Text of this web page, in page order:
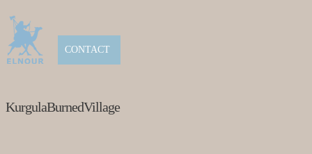
CONTACT
KurgulaBurnedVillage